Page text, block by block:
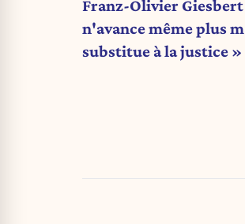
Franz-Olivier
n'avance même plus
substitue à la justice »